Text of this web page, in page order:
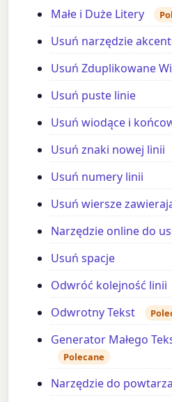
Małe i Duże Litery
Usuń narzędzie
Usuń Zduplikowane
Usuń puste linie
Usuń wiodące i
Usuń znaki nowej linii
Usuń numery linii
Usuń wiersze
Narzędzie online do
Usuń spacje
Odwróć kolejność linii
Odwrotny Tekst
Generator Małego Tekstu
Polecane
Narzędzie do